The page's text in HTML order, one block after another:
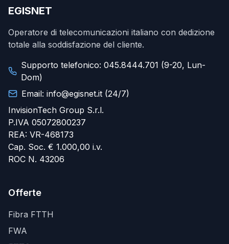
EGISNET
Operatore di telecomunicazioni italiano con dedizione
totale alla soddisfazione del cliente.
Supporto telefonico: 045.8444.701 (9-20, Lun-
Dom)
Email: info@egisnet.it (24/7)
InvisionTech Group S.r.l.
P.IVA 05072800237
REA: VR-468173
Cap. Soc. € 1.000,00 i.v.
ROC N. 43206
Offerte
Fibra FTTH
FWA